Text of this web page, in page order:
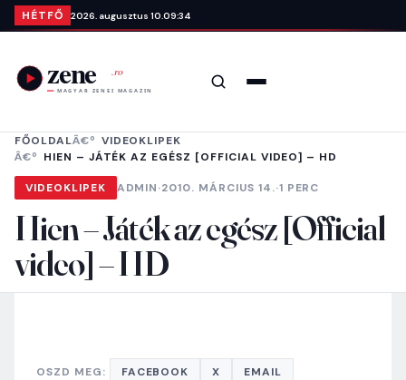
Ugrás a tartalomra
HÉTFŐ 2026. augusztus 10. 09:34
Keresés
FŐOLDAL
VIDEOKLIPEK
HIEN – JÁTÉK AZ EGÉSZ [OFFICIAL VIDEO] – HD
VIDEOKLIPEK ADMIN·2010. MÁRCIUS 14.·1 PERC
Hien – Játék az egész [Official
video] – HD
OSZD MEG: FACEBOOK X EMAIL